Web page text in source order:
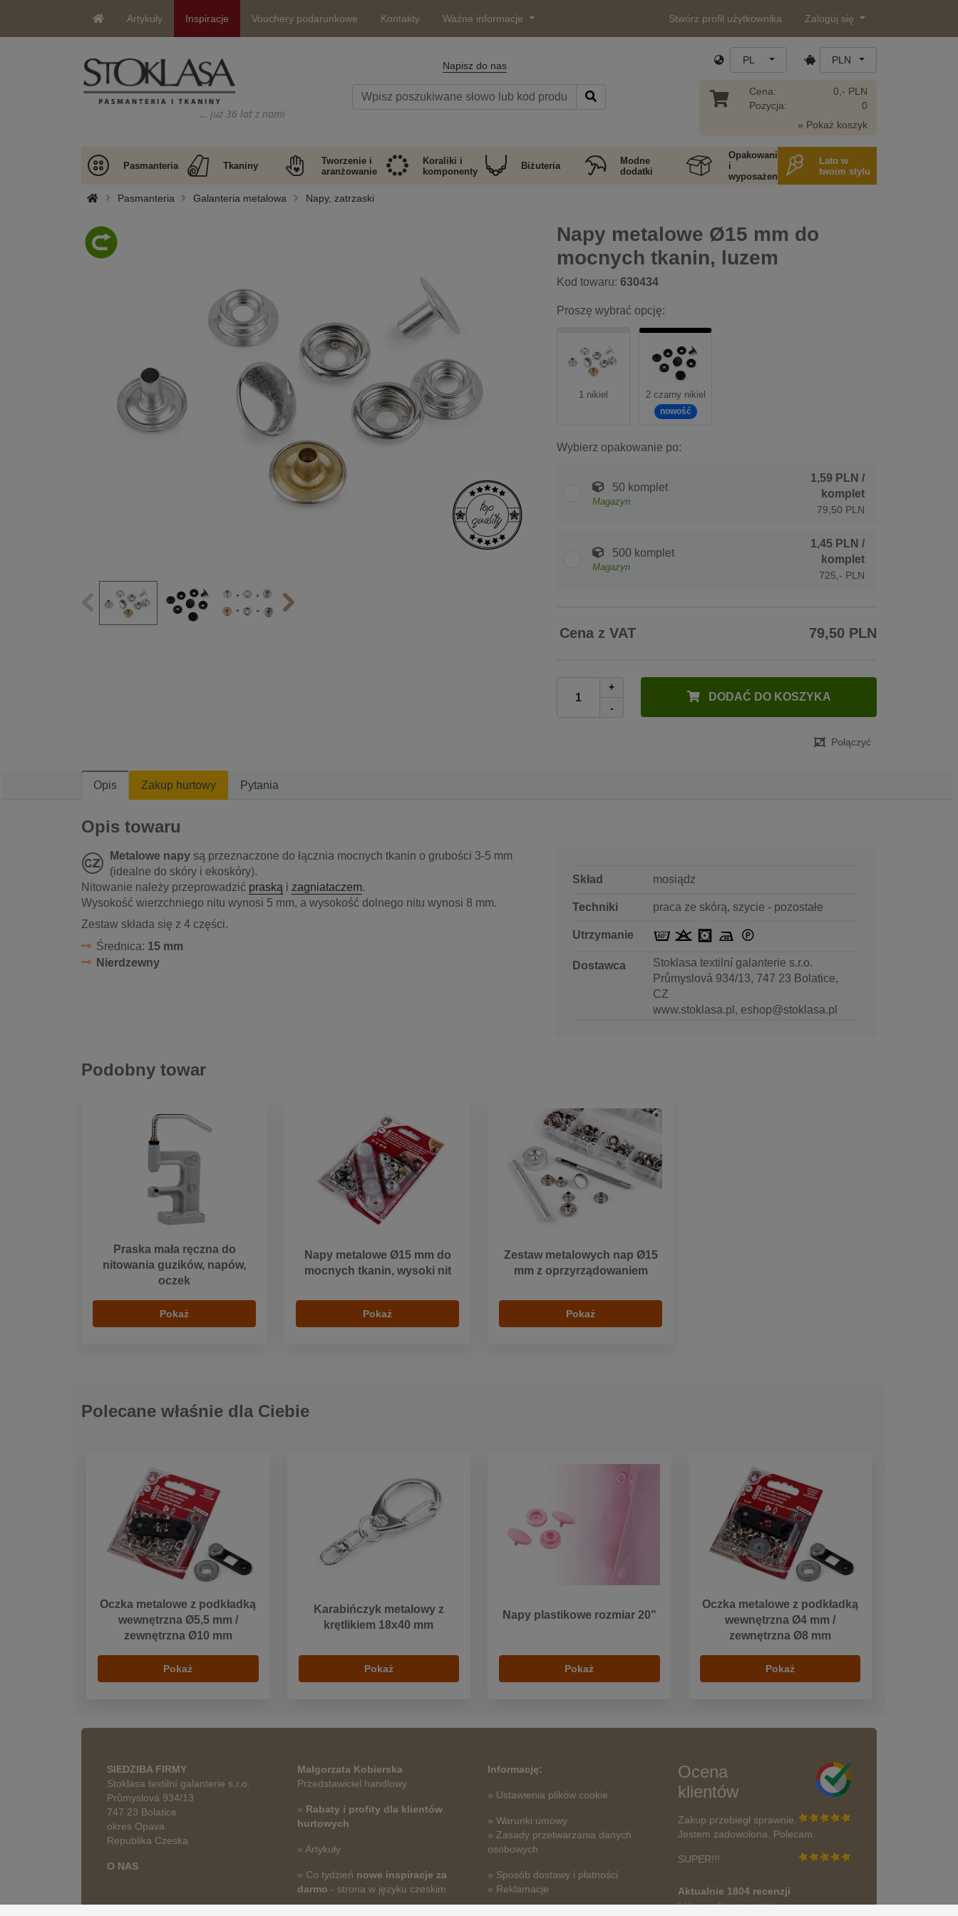
Artykuły Inspiracje Vouchery podarunkowe Kontakty Ważne informacje Stwórz profil użytkownika Zaloguj się
… już 36 lat z nami
Napisz do nas PL PLN
Cena:
Pozycja:
0,- PLN
0
» Pokaż koszyk
Pasmanteria Tkaniny
Tworzenie i
aranżowanie
Koraliki i
komponenty
Biżuteria
Modne
dodatki
Opakowania
i
wyposażenie
Lato w
twoim stylu
Pasmanteria Galanteria metalowa Napy, zatrzaski
Napy metalowe Ø15 mm do
mocnych tkanin, luzem
Kod towaru: 630434
Proszę wybrać opcję:
1 nikiel 2 czarny nikiel
nowość
Wybierz opakowanie po:
50 komplet
Magazyn
1,59 PLN /
komplet
79,50 PLN
500 komplet
Magazyn
1,45 PLN /
komplet
725,- PLN
Cena z VAT 79,50 PLN
+
-
DODAĆ DO KOSZYKA
Połączyć
Opis Zakup hurtowy Pytania
Opis towaru
Metalowe napy są przeznaczone do łącznia mocnych tkanin o grubości 3-5 mm
(idealne do skóry i ekoskóry).
Nitowanie należy przeprowadzić praską i zagniataczem.
Wysokość wierzchniego nitu wynosi 5 mm, a wysokość dolnego nitu wynosi 8 mm.
Zestaw składa się z 4 części.
Średnica: 15 mm
Nierdzewny
Skład mosiądz
Techniki praca ze skórą, szycie - pozostałe
Utrzymanie
Dostawca
Stoklasa textilní galanterie s.r.o.
Průmyslová 934/13, 747 23 Bolatice,
CZ
www.stoklasa.pl, eshop@stoklasa.pl
Podobny towar
Praska mała ręczna do
nitowania guzików, napów,
oczek
Pokaż
Napy metalowe Ø15 mm do
mocnych tkanin, wysoki nit
Pokaż
Zestaw metalowych nap Ø15
mm z oprzyrządowaniem
Pokaż
Polecane właśnie dla Ciebie
Oczka metalowe z podkładką
wewnętrzna Ø5,5 mm /
zewnętrzna Ø10 mm
Pokaż
Karabińczyk metalowy z
krętlikiem 18x40 mm
Pokaż
Napy plastikowe rozmiar 20"
Pokaż
Oczka metalowe z podkładką
wewnętrzna Ø4 mm /
zewnętrzna Ø8 mm
Pokaż
SIEDZIBA FIRMY
Stoklasa textilní galanterie s.r.o.
Průmyslová 934/13
747 23 Bolatice
okres Opava
Republika Czeska
O NAS
Małgorzata Kobierska
Przedstawiciel handlowy
» Rabaty i profity dla klientów
hurtowych
» Artykuły
» Co tydzień nowe inspiracje za
darmo - strona w języku czeskim
Informację:
» Ustawienia plików cookie
» Warunki umowy
» Zasady przetwarzania danych
osobowych
» Sposób dostawy i płatności
» Reklamacje
Ocena
klientów
Zakup przebiegł sprawnie.
Jestem zadowolona. Polecam.
SUPER!!!
Aktualnie 1804 recenzji
* Nie weryfikujemy opinii